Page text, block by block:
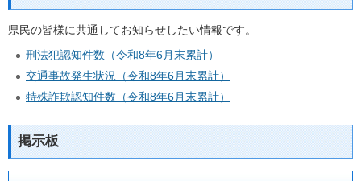
県民の皆様に共通してお知らせしたい情報です。
刑法犯認知件数（令和8年6月末累計）
交通事故発生状況（令和8年6月末累計）
特殊詐欺認知件数（令和8年6月末累計）
掲示板